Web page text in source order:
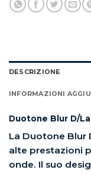
DESCRIZIONE
INFORMAZIONI
Duotone Blur D/
La Duotone Blur
alte prestazioni
onde. Il suo